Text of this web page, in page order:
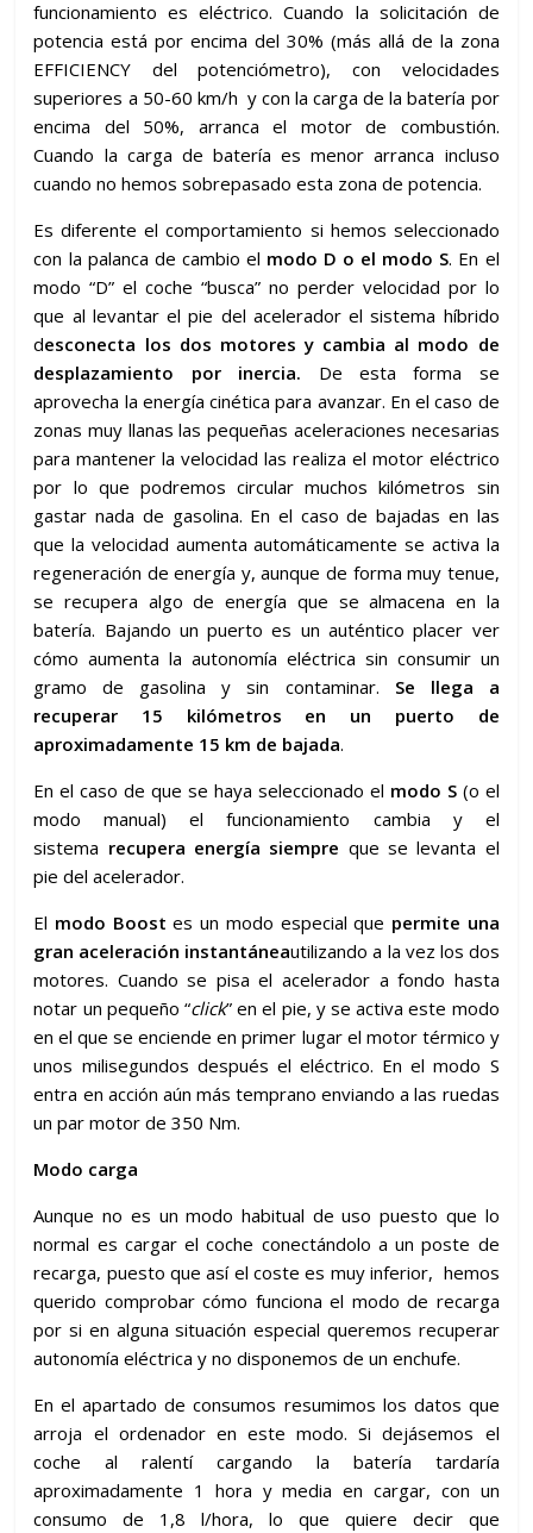
funcionamiento es eléctrico. Cuando la solicitación de
potencia está por encima del 30% (más allá de la zona
EFFICIENCY del potenciómetro), con velocidades
superiores a 50-60 km/h y con la carga de la batería por
encima del 50%, arranca el motor de combustión.
Cuando la carga de batería es menor arranca incluso
cuando no hemos sobrepasado esta zona de potencia.
Es diferente el comportamiento si hemos seleccionado
con la palanca de cambio el modo D o el modo S. En el
modo “D” el coche “busca” no perder velocidad por lo
que al levantar el pie del acelerador el sistema híbrido
desconecta los dos motores y cambia al modo de
desplazamiento por inercia. De esta forma se
aprovecha la energía cinética para avanzar. En el caso de
zonas muy llanas las pequeñas aceleraciones necesarias
para mantener la velocidad las realiza el motor eléctrico
por lo que podremos circular muchos kilómetros sin
gastar nada de gasolina. En el caso de bajadas en las
que la velocidad aumenta automáticamente se activa la
regeneración de energía y, aunque de forma muy tenue,
se recupera algo de energía que se almacena en la
batería. Bajando un puerto es un auténtico placer ver
cómo aumenta la autonomía eléctrica sin consumir un
gramo de gasolina y sin contaminar. Se llega a
recuperar 15 kilómetros en un puerto de
aproximadamente 15 km de bajada.
En el caso de que se haya seleccionado el modo S (o el
modo manual) el funcionamiento cambia y el
sistema recupera energía siempre que se levanta el
pie del acelerador.
El modo Boost es un modo especial que permite una
gran aceleración instantáneautilizando a la vez los dos
motores. Cuando se pisa el acelerador a fondo hasta
notar un pequeño “click” en el pie, y se activa este modo
en el que se enciende en primer lugar el motor térmico y
unos milisegundos después el eléctrico. En el modo S
entra en acción aún más temprano enviando a las ruedas
un par motor de 350 Nm.
Modo carga
Aunque no es un modo habitual de uso puesto que lo
normal es cargar el coche conectándolo a un poste de
recarga, puesto que así el coste es muy inferior, hemos
querido comprobar cómo funciona el modo de recarga
por si en alguna situación especial queremos recuperar
autonomía eléctrica y no disponemos de un enchufe.
En el apartado de consumos resumimos los datos que
arroja el ordenador en este modo. Si dejásemos el
coche al ralentí cargando la batería tardaría
aproximadamente 1 hora y media en cargar, con un
consumo de 1,8 l/hora, lo que quiere decir que